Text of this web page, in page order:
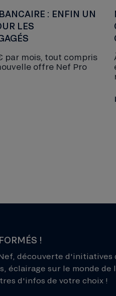
: ENFIN UN
LES
par mois, tout compris
offre Nef Pro
!
découverte d'initiatives
éclairage sur le monde de
d'infos de votre choix !